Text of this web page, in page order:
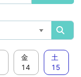
金
14
土
15